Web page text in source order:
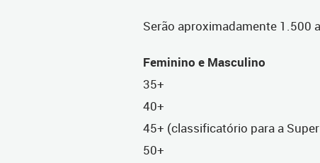
Serão aproximadamente 1.500
Feminino e Masculino
35+
40+
45+ (classificatório para a
50+